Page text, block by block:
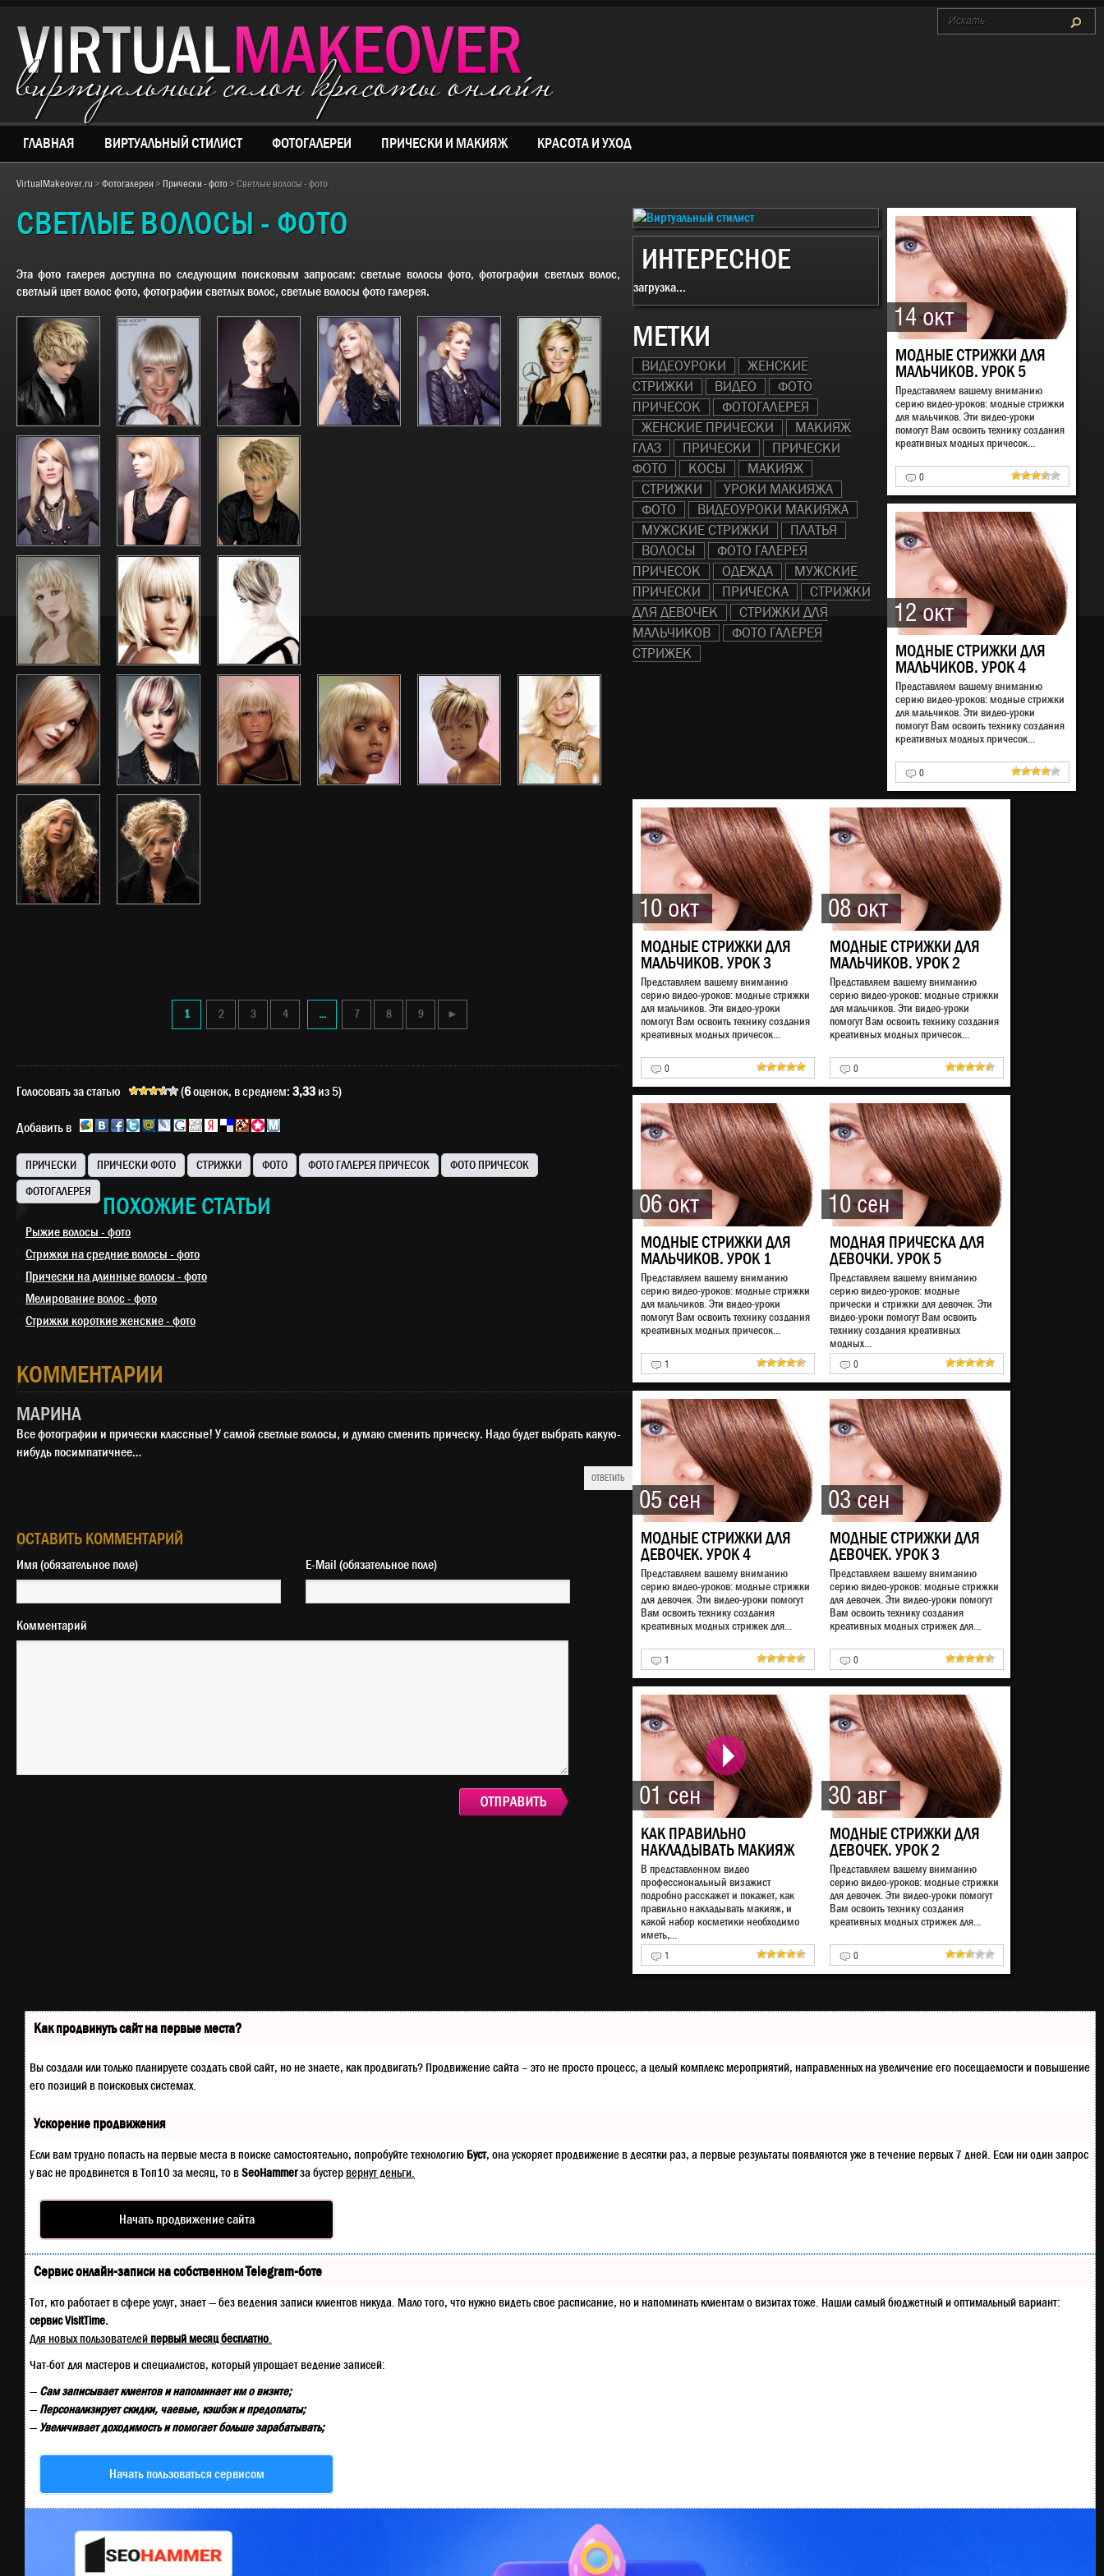
виртуальный салон красоты онлайн
ГЛАВНАЯ ВИРТУАЛЬНЫЙ СТИЛИСТ ФОТОГАЛЕРЕИ ПРИЧЕСКИ И МАКИЯЖ КРАСОТА И УХОД
VirtualMakeover.ru>Фотогалереи> Прически - фото> Светлые волосы - фото
СВЕТЛЫЕ ВОЛОСЫ - ФОТО
Эта фото галерея доступна по следующим поисковым запросам:светлые волосы фото, фотографии светлых волос,
светлый цвет волос фото, фотографии светлых волос, светлые волосы фото галерея.
1 2 3 4 ... 7 8 9 ►
Голосовать за статью (6оценок, в среднем: 3,33 из 5)
Добавить в
ПРИЧЕСКИ ПРИЧЕСКИ ФОТО СТРИЖКИ ФОТО ФОТО ГАЛЕРЕЯ ПРИЧЕСОК
ФОТО ПРИЧЕСОК
ФОТОГАЛЕРЕЯ
ПОХОЖИЕ СТАТЬИ
Рыжие волосы - фото
Стрижки на средние волосы - фото
Прически на длинные волосы - фото
Мелирование волос - фото
Стрижки короткие женские - фото
КОММЕНТАРИИ
МАРИНА
Все фотографии и прически классные! У самой светлые волосы, и думаю сменить прическу. Надо будет выбрать какую-
нибудь посимпатичнее…
ОТВЕТИТЬ
ОСТАВИТЬ КОММЕНТАРИЙ
Имя (обязательное поле) E-Mail (обязательное поле)
Комментарий
ИНТЕРЕСНОЕ
загрузка...
МЕТКИ
ВИДЕОУРОКИ
ЖЕНСКИЕ
СТРИЖКИ
ВИДЕО
ФОТО
ПРИЧЕСОК
ФОТОГАЛЕРЕЯ
ЖЕНСКИЕ ПРИЧЕСКИ
МАКИЯЖ
ГЛАЗ
ПРИЧЕСКИ
ПРИЧЕСКИ
ФОТО
КОСЫ
МАКИЯЖ
СТРИЖКИ
УРОКИ МАКИЯЖА
ФОТО
ВИДЕОУРОКИ МАКИЯЖА
МУЖСКИЕ СТРИЖКИ
ПЛАТЬЯ
ВОЛОСЫ
ФОТО ГАЛЕРЕЯ
ПРИЧЕСОК
ОДЕЖДА
МУЖСКИЕ
ПРИЧЕСКИ
ПРИЧЕСКА
СТРИЖКИ
ДЛЯ ДЕВОЧЕК
СТРИЖКИ ДЛЯ
МАЛЬЧИКОВ
ФОТО ГАЛЕРЕЯ
СТРИЖЕК
14 окт
МОДНЫЕ СТРИЖКИ ДЛЯ
МАЛЬЧИКОВ. УРОК 5
Представляем вашему вниманию
серию видео-уроков: модные стрижки
для мальчиков. Эти видео-уроки
помогут Вам освоить технику создания
креативных модных причесок...
0
12 окт
МОДНЫЕ СТРИЖКИ ДЛЯ
МАЛЬЧИКОВ. УРОК 4
Представляем вашему вниманию
серию видео-уроков: модные стрижки
для мальчиков. Эти видео-уроки
помогут Вам освоить технику создания
креативных модных причесок...
0
10 окт
МОДНЫЕ СТРИЖКИ ДЛЯ
МАЛЬЧИКОВ. УРОК 3
Представляем вашему вниманию
серию видео-уроков: модные стрижки
для мальчиков. Эти видео-уроки
помогут Вам освоить технику создания
креативных модных причесок...
0
08 окт
МОДНЫЕ СТРИЖКИ ДЛЯ
МАЛЬЧИКОВ. УРОК 2
Представляем вашему вниманию
серию видео-уроков: модные стрижки
для мальчиков. Эти видео-уроки
помогут Вам освоить технику создания
креативных модных причесок...
0
06 окт
МОДНЫЕ СТРИЖКИ ДЛЯ
МАЛЬЧИКОВ. УРОК 1
Представляем вашему вниманию
серию видео-уроков: модные стрижки
для мальчиков. Эти видео-уроки
помогут Вам освоить технику создания
креативных модных причесок...
1
10 сен
МОДНАЯ ПРИЧЕСКА ДЛЯ
ДЕВОЧКИ. УРОК 5
Представляем вашему вниманию
серию видео-уроков: модные
прически и стрижки для девочек. Эти
видео-уроки помогут Вам освоить
технику создания креативных
модных...
0
05 сен
МОДНЫЕ СТРИЖКИ ДЛЯ
ДЕВОЧЕК. УРОК 4
Представляем вашему вниманию
серию видео-уроков: модные стрижки
для девочек. Эти видео-уроки помогут
Вам освоить технику создания
креативных модных стрижек для...
1
03 сен
МОДНЫЕ СТРИЖКИ ДЛЯ
ДЕВОЧЕК. УРОК 3
Представляем вашему вниманию
серию видео-уроков: модные стрижки
для девочек. Эти видео-уроки помогут
Вам освоить технику создания
креативных модных стрижек для...
0
01 сен
КАК ПРАВИЛЬНО
НАКЛАДЫВАТЬ МАКИЯЖ
В представленном видео
профессиональный визажист
подробно расскажет и покажет, как
правильно накладывать макияж, и
какой набор косметики необходимо
иметь,...
1
30 авг
МОДНЫЕ СТРИЖКИ ДЛЯ
ДЕВОЧЕК. УРОК 2
Представляем вашему вниманию
серию видео-уроков: модные стрижки
для девочек. Эти видео-уроки помогут
Вам освоить технику создания
креативных модных стрижек для...
Забиваем Сайты В ТОП
КУВАЛДОЙ - Уникальные
делает продвижение сайта
SeoHammer для продвижения
вашего сайта.
запросов, покупка самых лучших
качества ссылок по более чем
продвижение в десятки раз, а
0
Как продвинуть сайт на первые места?
Вы создали или только планируете создать свой сайт, но не знаете, как продвигать? Продвижение сайта – это не просто процесс, а целый комплекс мероприятий, направленных на увеличение его посещаемости и повышение
его позиций в поисковых системах.
Ускорение продвижения
Если вам трудно попасть на первые места в поиске самостоятельно, попробуйте технологию Буст, она ускоряет продвижение в десятки раз, а первые результаты появляются уже в течение первых 7 дней. Если ни один запрос
у вас не продвинется в Топ10 за месяц, то вSeoHammerза бустервернут деньги.
Начать продвижение сайта
Сервис онлайн-записи на собственном Telegram-боте
Тот, кто работает в сфере услуг, знает — без ведения записи клиентов никуда. Мало того, что нужно видеть свое расписание, но и напоминать клиентам о визитах тоже. Нашли самый бюджетный и оптимальный вариант:
сервис VisitTime.
Для новых пользователейпервый месяц бесплатно
Чат-бот для мастеров и специалистов, который упрощает ведение записей:
— Сам записывает клиентов и напоминает им о визите;
— Персонализирует скидки, чаевые, кэшбэк и предоплаты;
— Увеличивает доходимость и помогает больше зарабатывать;
Начать пользоваться сервисом